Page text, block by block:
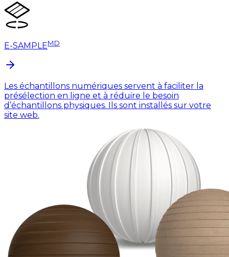
E-SAMPLEMD
Les échantillons numériques servent à faciliter la
présélection en ligne et à réduire le besoin
d’échantillons physiques. Ils sont installés sur votre
site web.